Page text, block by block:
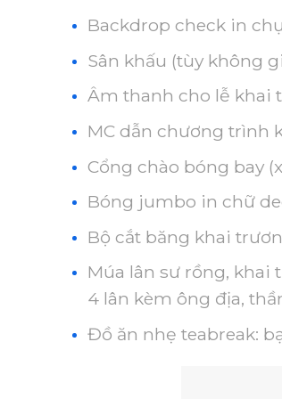
Backdrop check in
Sân khấu (tùy không
Âm thanh cho lễ khai
MC dẫn chương trình
Cổng chào bóng bay
Bóng jumbo in chữ
Bộ cắt băng khai
Múa lân sư rồng,
4 lân kèm ông địa,
Đồ ăn nhẹ teabreak: